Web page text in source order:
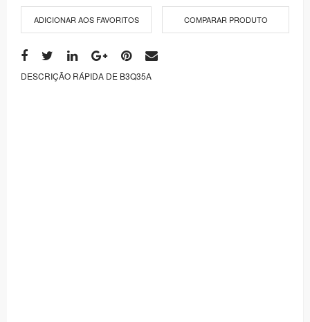
ADICIONAR AOS FAVORITOS COMPARAR PRODUTO
DESCRIÇÃO RÁPIDA DE B3Q35A